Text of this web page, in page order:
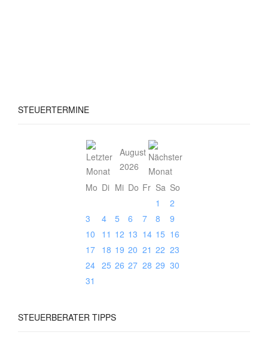
STEUERTERMINE
August
2026
Mo Di Mi Do Fr Sa So
1
2
3
4 5 6 7 8
9
10
11 12 13 14 15 16
17
18 19 20 21 22 23
24 25 26 27 28 29 30
31
STEUERBERATER TIPPS